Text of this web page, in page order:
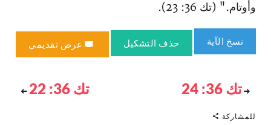
وأُوتام." (تك 36: 23).
نسخ الآية حذف التشكيل عرض تقديمي
تك 36: 24 تك 36: 22
للمشاركة